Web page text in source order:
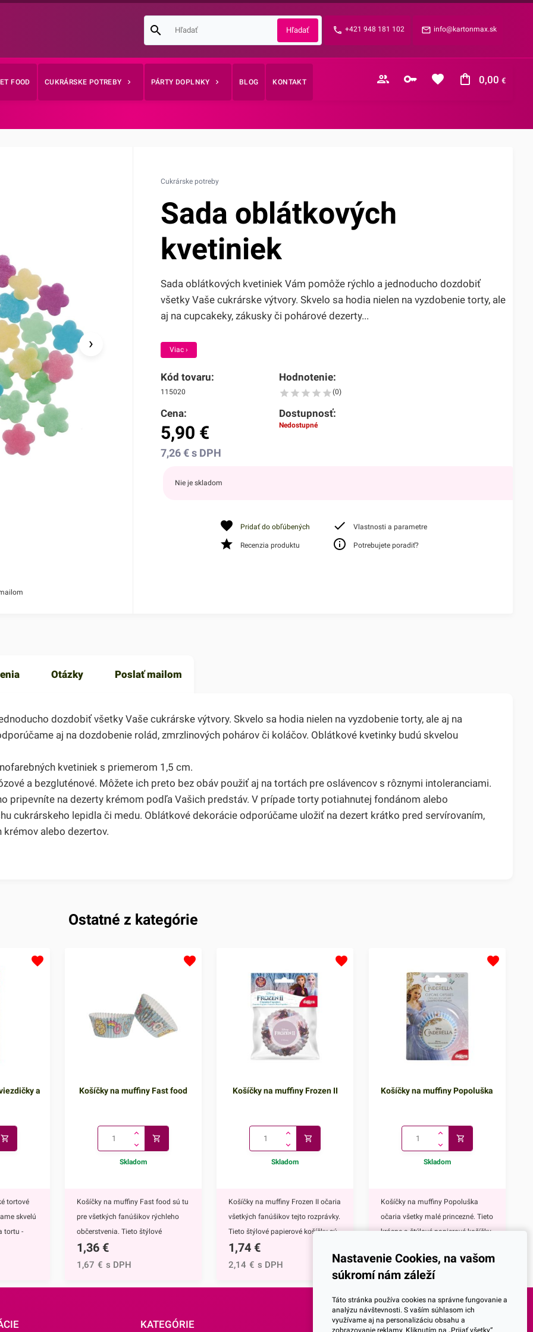
info@kartonmax.sk
+421 948 181 102
FOOD CUKRÁRSKE POTREBY PÁRTY DOPLNKY BLOG KONTAKT 0,00€
Zabudnuté heslo?
›
Cukrárske potreby
Sada oblátkových
kvetiniek
Sada oblátkových kvetiniek Vám pomôže rýchlo a jednoducho dozdobiť
všetky Vaše cukrárske výtvory. Skvelo sa hodia nielen na vyzdobenie torty, ale
aj na cupcakeky, zákusky či pohárové dezerty...
Viac ›
Kód tovaru:
115020
Hodnotenie:
(0)
Cena:
5,90 €
7,26€s DPH
Dostupnosť:
Nedostupné
Nie je skladom
Pridať do obľúbených Vlastnosti a parametre
Recenzia produktu Potrebujete poradiť?
Otázky Poslať mailom
dozdobiť všetky Vaše cukrárske výtvory. Skvelo sa hodia nielen na vyzdobenie torty, ale aj na
aj na dozdobenie rolád, zmrzlinových pohárov či koláčov. Oblátkové kvetinky budú skvelou
kvetiniek s priemerom 1,5 cm.
a bezgluténové. Môžete ich preto bez obáv použiť aj na tortách pre oslávencov s rôznymi intoleranciami.
pripevníte na dezerty krémom podľa Vašich predstáv. V prípade torty potiahnutej fondánom alebo
cukrárskeho lepidla či medu. Oblátkové dekorácie odporúčame uložiť na dezert krátko pred servírovaním,
alebo dezertov.
Ostatné z kategórie
a
tortové
skvelú
tortu -
-
Košíčky na muffiny Fast food
Skladom
Košíčky na muffiny Fast food sú tu
pre všetkých fanúšikov rýchleho
občerstvenia. Tieto štýlové
papierové košíčky sú nevyhnutnou
výbavou pri príprave muffinov,
pečenie ale aj na rôzne príležitosti
1,36 €
1,67 € s DPH
Košíčky na muffiny Frozen II
Skladom
Košíčky na muffiny Frozen II očaria
všetkých fanúšikov tejto rozprávky.
Tieto štýlové papierové košíčky sú
nevyhnutnou výbavou pri príprave
muffinov, cupcakekov ale aj
1,74 €
2,14 € s DPH
Košíčky na muffiny Popoluška
Skladom
Košíčky na muffiny Popoluška
očaria všetky malé princezné. Tieto
krásne a štýlové papierové košíčky
príprave muffinov, cupcakekov ale
aj rôznych iných sladkých
košíčkov je Popoluška, ktrorá je
hlavnou postavou jednej z
1,00 € s DPH
KATEGÓRIE SOCIALNE SIETE
Nastavenie Cookies, na vašom
súkromí nám záleží
Táto stránka používa cookies na správne fungovanie a
analýzu návštevnosti. S vaším súhlasom ich
využívame aj na personalizáciu obsahu a
zobrazovanie reklamy. Kliknutím na „Prijať všetky“